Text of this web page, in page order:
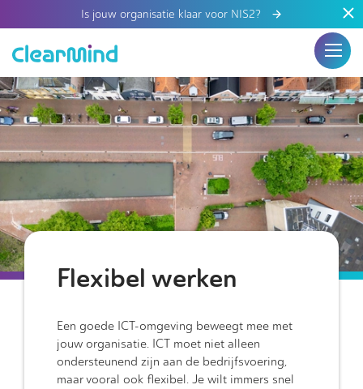
Is jouw organisatie klaar voor NIS2?
Flexibel werken
Een goede ICT-omgeving beweegt mee met
jouw organisatie. ICT moet niet alleen
ondersteunend zijn aan de bedrijfsvoering,
maar vooral ook flexibel. Je wilt immers snel